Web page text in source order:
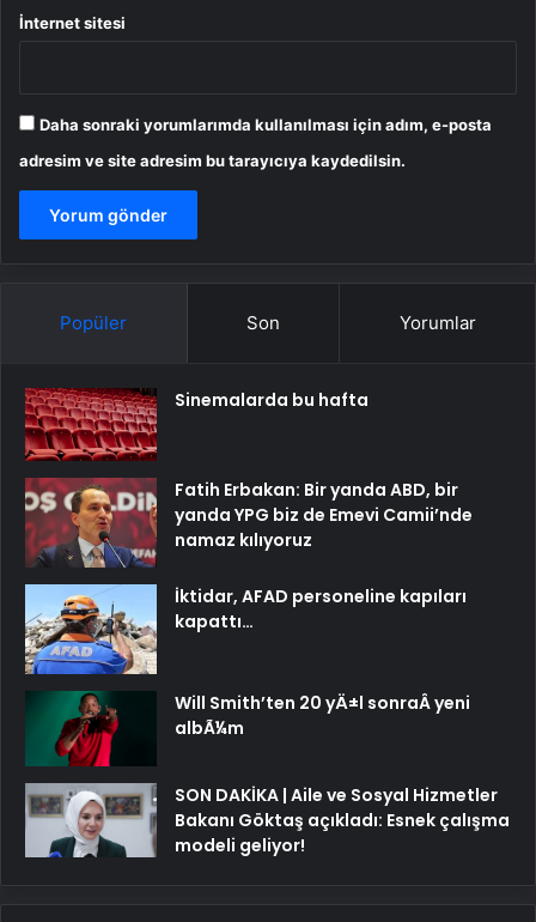
İnternet sitesi
Daha sonraki yorumlarımda kullanılması için adım, e-posta
adresim ve site adresim bu tarayıcıya kaydedilsin.
Popüler Son Yorumlar
Sinemalarda bu hafta
Fatih Erbakan: Bir yanda ABD, bir
yanda YPG biz de Emevi Camii’nde
namaz kılıyoruz
İktidar, AFAD personeline kapıları
kapattı…
Will Smith’ten 20 yÄ±l sonraÂ yeni
albÃ¼m
SON DAKİKA | Aile ve Sosyal Hizmetler
Bakanı Göktaş açıkladı: Esnek çalışma
modeli geliyor!